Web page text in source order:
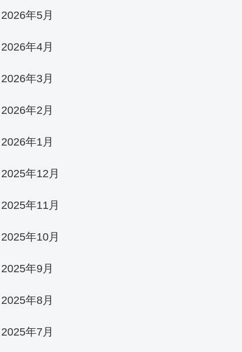
2026年5月
2026年4月
2026年3月
2026年2月
2026年1月
2025年12月
2025年11月
2025年10月
2025年9月
2025年8月
2025年7月